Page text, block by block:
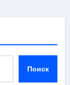
Поиск